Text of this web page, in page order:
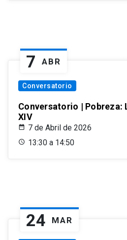
7 ABR
Conversatorio
Conversatorio | Pobreza:
XIV
7 de Abril de 2026
13:30 a 14:50
24 MAR